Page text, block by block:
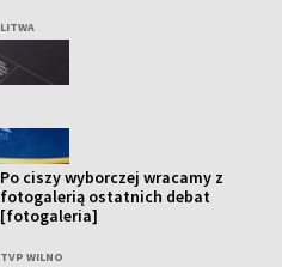
LITWA
Po ciszy wyborczej wracamy z
fotogalerią ostatnich debat
[fotogaleria]
TVP WILNO